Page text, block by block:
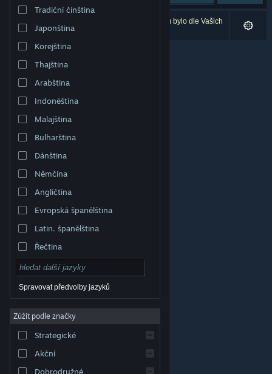
Změnit jazyk
Mobilní aplikace služby Steam
Desktopová verze stránky
© Valve Corporation. Všechna práva vyhrazena.
příslušných subjektů v USA a dalších zemích.
Smlouva o užívání služby Steam
Cookies
Tradiční čínština
Japonština
Korejština
Thajština
Arabština
Indonéština
Malajština
Bulharština
Dánština
Němčina
Angličtina
Evropská španělština
Latin. španělština
Řečtina
Spravovat předvolby jazyků
Zúžit podle značky
Strategické
Akční
Dobrodružné
Vašemu zadání odpovídá 0 výsledků. 2 produktů bylo dle Vašich
předvoleb vyloučeno z výsledků vyhledávání.